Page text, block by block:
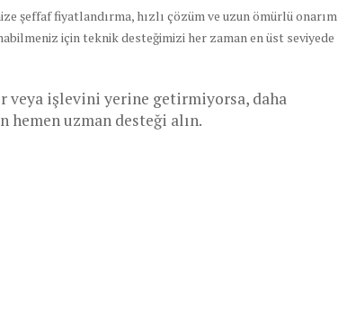
şeffaf fiyatlandırma, hızlı çözüm ve uzun ömürlü onarım
için teknik desteğimizi her zaman en üst seviyede
veya işlevini yerine getirmiyorsa, daha
uzman desteği alın.